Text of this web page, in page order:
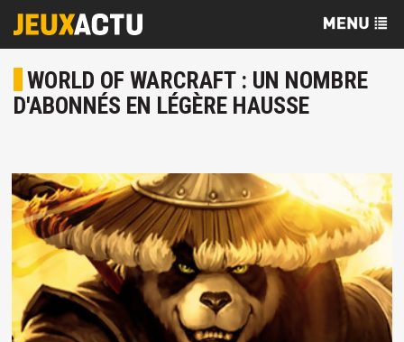
WORLD OF WARCRAFT : UN NOMBRE
D'ABONNÉS EN LÉGÈRE HAUSSE